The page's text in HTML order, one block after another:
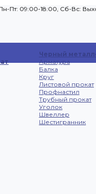
Пт: 09:00-18:00, Cб-Вс:
Черный
Арматура
Балка
Круг
Листовой прокат
Профнастил
Трубный прокат
Уголок
Швеллер
Шестигранник